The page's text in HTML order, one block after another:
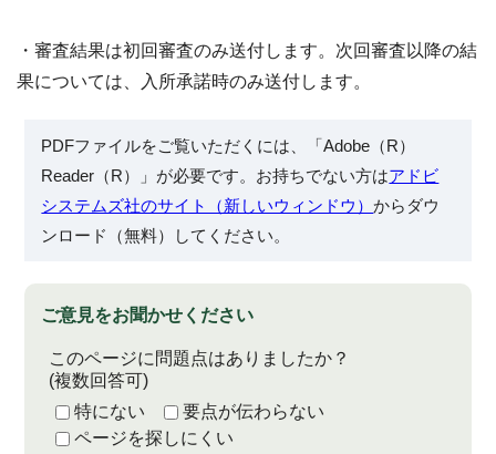
・審査結果は初回審査のみ送付します。次回審査以降の結
果については、入所承諾時のみ送付します。
PDFファイルをご覧いただくには、「Adobe（R）
Reader（R）」が必要です。お持ちでない方はアドビ
システムズ社のサイト（新しいウィンドウ）からダウ
ンロード（無料）してください。
ご意見をお聞かせください
このページに問題点はありましたか？
(複数回答可)
特にない
要点が伝わらない
ページを探しにくい